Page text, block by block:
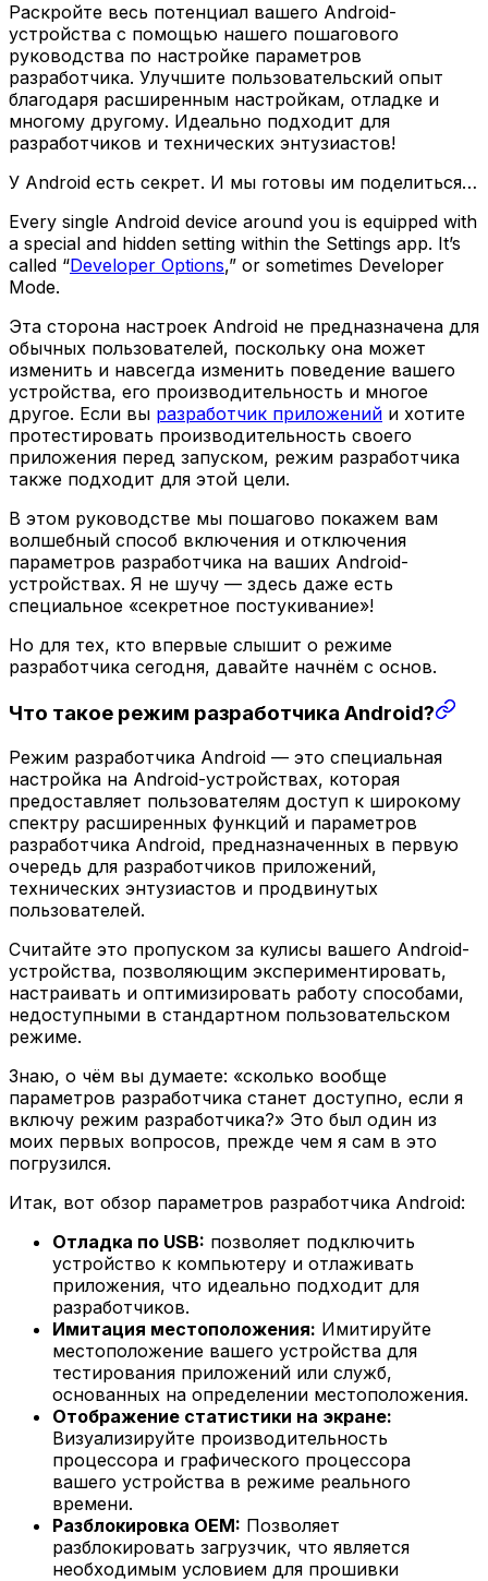
Раскройте весь потенциал вашего Android-
устройства с помощью нашего пошагового
руководства по настройке параметров
разработчика. Улучшите пользовательский опыт
благодаря расширенным настройкам, отладке и
многому другому. Идеально подходит для
разработчиков и технических энтузиастов!
У Android есть секрет. И мы готовы им поделиться…
Every single Android device around you is equipped with
a special and hidden setting within the Settings app. It’s
called “Developer Options,” or sometimes Developer
Mode.
Эта сторона настроек Android не предназначена для
обычных пользователей, поскольку она может
изменить и навсегда изменить поведение вашего
устройства, его производительность и многое
другое. Если вы разработчик приложений и хотите
протестировать производительность своего
приложения перед запуском, режим разработчика
также подходит для этой цели.
В этом руководстве мы пошагово покажем вам
волшебный способ включения и отключения
параметров разработчика на ваших Android-
устройствах. Я не шучу — здесь даже есть
специальное «секретное постукивание»!
Но для тех, кто впервые слышит о режиме
разработчика сегодня, давайте начнём с основ.
Что такое режим разработчика Android?
Режим разработчика Android — это специальная
настройка на Android-устройствах, которая
предоставляет пользователям доступ к широкому
спектру расширенных функций и параметров
разработчика Android, предназначенных в первую
очередь для разработчиков приложений,
технических энтузиастов и продвинутых
пользователей.
Считайте это пропуском за кулисы вашего Android-
устройства, позволяющим экспериментировать,
настраивать и оптимизировать работу способами,
недоступными в стандартном пользовательском
режиме.
Знаю, о чём вы думаете: «сколько вообще
параметров разработчика станет доступно, если я
включу режим разработчика?» Это был один из
моих первых вопросов, прежде чем я сам в это
погрузился.
Итак, вот обзор параметров разработчика Android:
Отладка по USB: позволяет подключить
устройство к компьютеру и отлаживать
приложения, что идеально подходит для
разработчиков.
Имитация местоположения: Имитируйте
местоположение вашего устройства для
тестирования приложений или служб,
основанных на определении местоположения.
Отображение статистики на экране:
Визуализируйте производительность
процессора и графического процессора
вашего устройства в режиме реального
времени.
Разблокировка OEM: Позволяет
разблокировать загрузчик, что является
необходимым условием для прошивки